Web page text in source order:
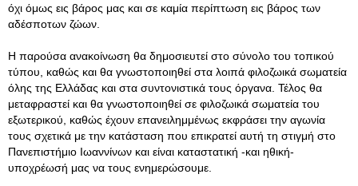
όχι όμως εις βάρος μας και σε καμία περίπτωση εις βάρος των
αδέσποτων ζώων.
Η παρούσα ανακοίνωση θα δημοσιευτεί στο σύνολο του τοπικού
τύπου, καθώς και θα γνωστοποιηθεί στα λοιπά φιλοζωικά σωματεία
όλης της Ελλάδας και στα συντονιστικά τους όργανα. Τέλος θα
μεταφραστεί και θα γνωστοποιηθεί σε φιλοζωικά σωματεία του
εξωτερικού, καθώς έχουν επανειλημμένως εκφράσει την αγωνία
τους σχετικά με την κατάσταση που επικρατεί αυτή τη στιγμή στο
Πανεπιστήμιο Ιωαννίνων και είναι καταστατική -και ηθική-
υποχρέωσή μας να τους ενημερώσουμε.